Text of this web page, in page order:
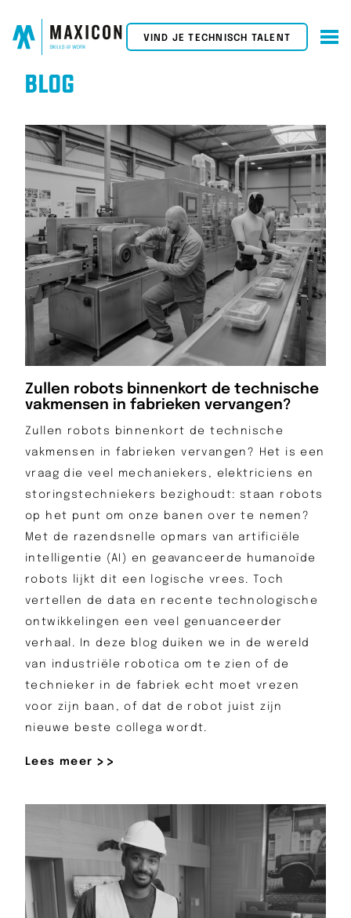
VIND JE TECHNISCH TALENT
BLOG
Zullen robots binnenkort de technische
vakmensen in fabrieken vervangen?
Zullen robots binnenkort de technische
vakmensen in fabrieken vervangen? Het is een
vraag die veel mechaniekers, elektriciens en
storingstechniekers bezighoudt: staan robots
op het punt om onze banen over te nemen?
Met de razendsnelle opmars van artificiële
intelligentie (AI) en geavanceerde humanoïde
robots lijkt dit een logische vrees. Toch
vertellen de data en recente technologische
ontwikkelingen een veel genuanceerder
verhaal. In deze blog duiken we in de wereld
van industriële robotica om te zien of de
technieker in de fabriek echt moet vrezen
voor zijn baan, of dat de robot juist zijn
nieuwe beste collega wordt.
Lees meer